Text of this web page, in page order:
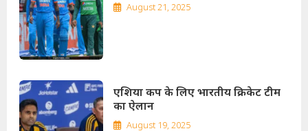
August 21, 2025
एशिया कप के लिए भारतीय क्रिकेट टीम
का ऐलान
August 19, 2025